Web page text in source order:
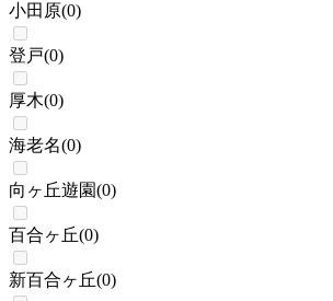
小田原(0)
登戸(0)
厚木(0)
海老名(0)
向ヶ丘遊園(0)
百合ヶ丘(0)
新百合ヶ丘(0)